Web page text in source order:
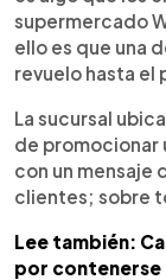
supermercado
ello es que una
revuelo hasta el
La sucursal
de promocionar
con un mensaje
clientes; sobre
Lee también:
por contenerse